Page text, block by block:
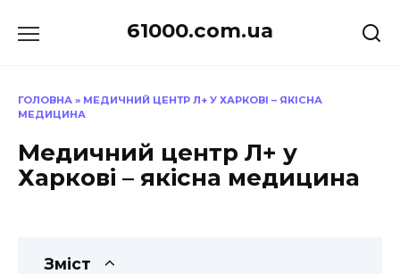
до
61000.com.ua
ГОЛОВНА » МЕДИЧНИЙ ЦЕНТР Л+ У ХАРКОВІ – ЯКІСНА
МЕДИЦИНА
Медичний центр Л+ у
Харкові – якісна медицина
Зміст